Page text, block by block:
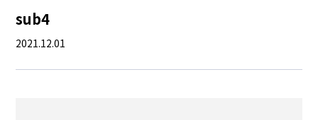
sub4
2021.12.01